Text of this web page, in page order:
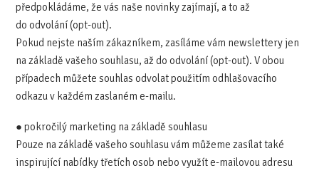
předpokládáme, že vás naše novinky zajímají, a to až
do odvolání (opt-out).
Pokud nejste naším zákazníkem, zasíláme vám newslettery jen
na základě vašeho souhlasu, až do odvolání (opt-out). V obou
případech můžete souhlas odvolat použitím odhlašovacího
odkazu v každém zaslaném e-mailu.
● pokročilý marketing na základě souhlasu
Pouze na základě vašeho souhlasu vám můžeme zasílat také
inspirující nabídky třetích osob nebo využít e-mailovou adresu